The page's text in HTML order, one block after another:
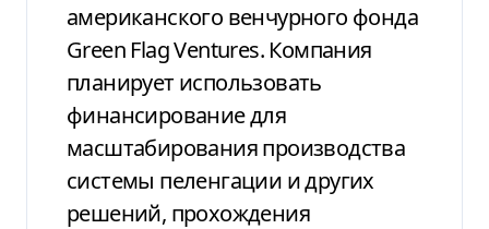
американского венчурного фонда
Green Flag Ventures. Компания
планирует использовать
финансирование для
масштабирования производства
системы пеленгации и других
решений, прохождения